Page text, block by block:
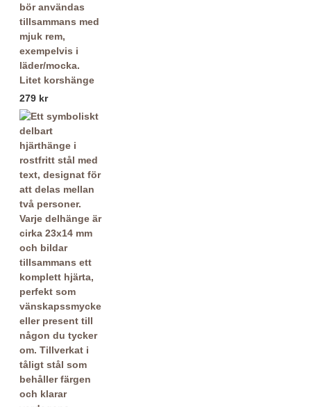
Litet korshänge
279 kr